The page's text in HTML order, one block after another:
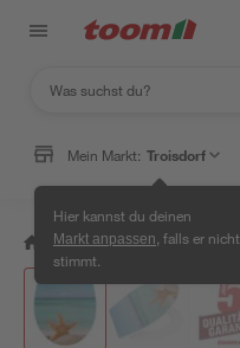
Mein Markt: Troisdorf
Hier kannst du deinen
Markt anpassen , falls er nicht
stimmt.
/ Bad & Sanitär / Toiletten